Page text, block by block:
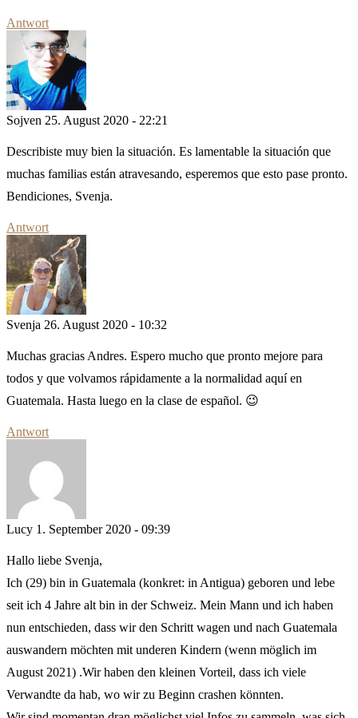
Antwort
Sojven 25. August 2020 - 22:21
Describiste muy bien la situación. Es lamentable la situación que
muchas familias están atravesando, esperemos que esto pase pronto.
Bendiciones, Svenja.
Antwort
Svenja 26. August 2020 - 10:32
Muchas gracias Andres. Espero mucho que pronto mejore para
todos y que volvamos rápidamente a la normalidad aquí en
Guatemala. Hasta luego en la clase de español. 😉
Antwort
Lucy 1. September 2020 - 09:39
Hallo liebe Svenja,
Ich (29) bin in Guatemala (konkret: in Antigua) geboren und lebe
seit ich 4 Jahre alt bin in der Schweiz. Mein Mann und ich haben
nun entschieden, dass wir den Schritt wagen und nach Guatemala
auswandern möchten mit underen Kindern (wenn möglich im
August 2021) .Wir haben den kleinen Vorteil, dass ich viele
Verwandte da hab, wo wir zu Beginn crashen könnten.